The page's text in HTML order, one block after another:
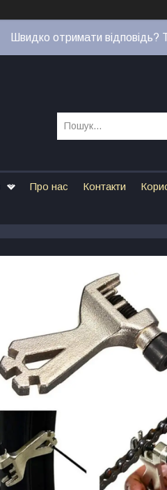
Швидко отримати
Про нас Контакти